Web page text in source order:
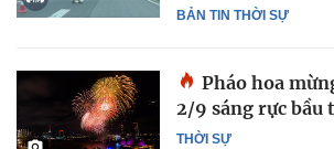
BẢN TIN THỜI SỰ
THỜI SỰ
Pháo hoa
2/9 sáng rực bầu